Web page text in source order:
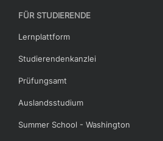
FÜR STUDIERENDE
Lernplattform
Studierendenkanzlei
Prüfungsamt
Auslandsstudium
Summer School - Washington